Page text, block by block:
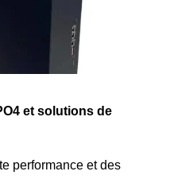
et solutions de
performance et des